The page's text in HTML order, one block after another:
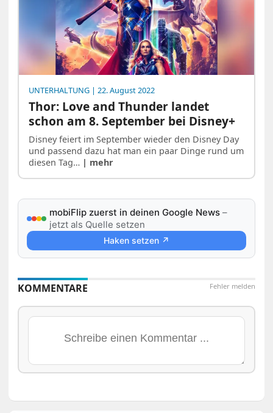
UNTERHALTUNG | 22. August 2022
Thor: Love and Thunder landet
schon am 8. September bei Disney+
Disney feiert im September wieder den Disney Day
und passend dazu hat man ein paar Dinge rund um
diesen Tag… | mehr
mobiFlip zuerst in deinen Google News –
jetzt als Quelle setzen
Haken setzen ↗
Fehler melden
KOMMENTARE